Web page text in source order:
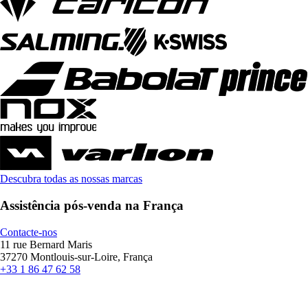
Descubra todas as nossas marcas
Assistência pós-venda na França
Contacte-nos
11 rue Bernard Maris
37270 Montlouis-sur-Loire, França
+33 1 86 47 62 58